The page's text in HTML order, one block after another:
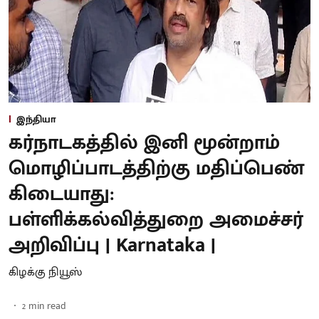
இந்தியா
கர்நாடகத்தில் இனி மூன்றாம்
மொழிப்பாடத்திற்கு மதிப்பெண்
கிடையாது:
பள்ளிக்கல்வித்துறை அமைச்சர்
அறிவிப்பு | Karnataka |
கிழக்கு நியூஸ்
2 min read